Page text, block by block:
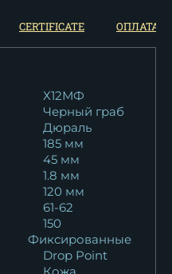
CERTIFICATE ОПЛАТА
Х12МФ
Черный граб
Дюраль
185 мм
45 мм
1.8 мм
120 мм
61-62
150
Фиксированные
Drop Point